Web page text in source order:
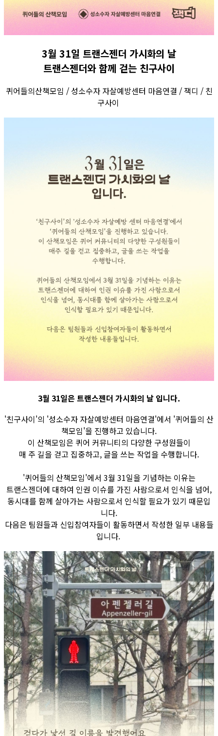
3월 31일 트랜스젠더 가시화의 날
트랜스젠더와 함께 걷는 친구사이
퀴어들의산책모임 / 성소수자 자살예방센터 마음연결 / 잭디 / 친
구사이
3월 31일은 트랜스젠더 가시화의 날 입니다.
'친구사이'의 '성소수자 자살예방센터 마음연결'에서 '퀴어들의 산
책모임'을 진행하고 있습니다.
이 산책모임은 퀴어 커뮤니티의 다양한 구성원들이
매 주 길을 걷고 집중하고, 글을 쓰는 작업을 수행합니다.
'퀴어들의 산책모임'에서 3월 31일을 기념하는 이유는
트랜스젠더에 대하여 인권 이슈를 가진 사람으로서 인식을 넘어,
동시대를 함께 살아가는 사람으로서 인식할 필요가 있기 때문입
니다.
다음은 팀원들과 신입참여자들이 활동하면서 작성한 일부 내용들
입니다.